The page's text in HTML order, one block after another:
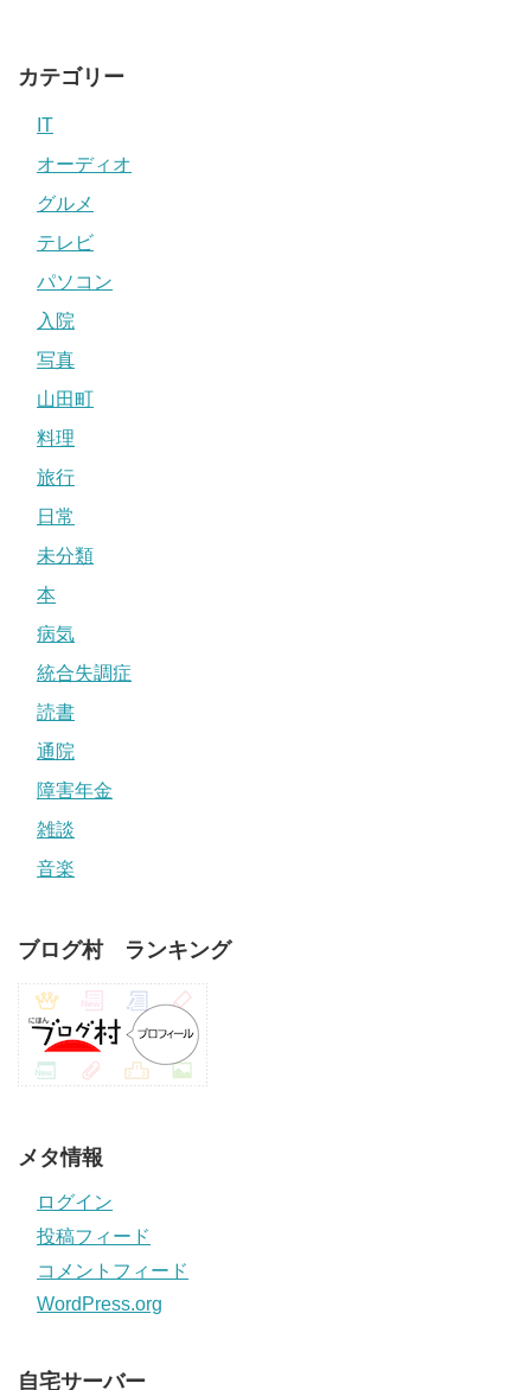
カテゴリー
IT
オーディオ
グルメ
テレビ
パソコン
入院
写真
山田町
料理
旅行
日常
未分類
本
病気
統合失調症
読書
通院
障害年金
雑談
音楽
ブログ村 ランキング
メタ情報
ログイン
投稿フィード
コメントフィード
WordPress.org
自宅サーバー